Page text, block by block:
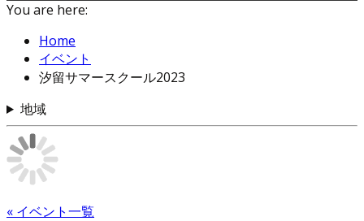
You are here:
Home
イベント
汐留サマースクール2023
地域
« イベント一覧